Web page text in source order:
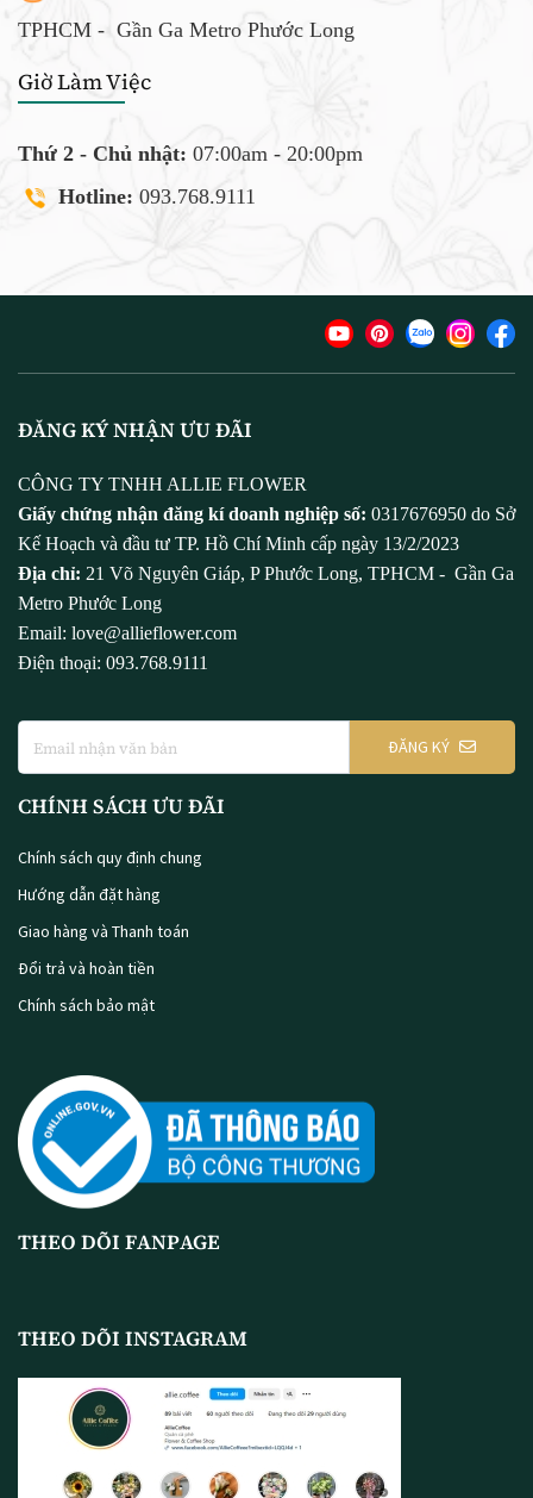
TPHCM - Gần Ga Metro Phước Long
Giờ Làm Việc
Thứ 2 - Chủ nhật: 07:00am - 20:00pm
Hotline: 093.768.9111
ĐĂNG KÝ NHẬN ƯU ĐÃI
CÔNG TY TNHH ALLIE FLOWER
Giấy chứng nhận đăng kí doanh nghiệp số: 0317676950 do Sở
Kế Hoạch và đầu tư TP. Hồ Chí Minh cấp ngày 13/2/2023
Địa chỉ: 21 Võ Nguyên Giáp, P Phước Long, TPHCM - Gần Ga
Metro Phước Long
Email: love@allieflower.com
Điện thoại: 093.768.9111
ĐĂNG KÝ
CHÍNH SÁCH ƯU ĐÃI
Chính sách quy định chung
Hướng dẫn đặt hàng
Giao hàng và Thanh toán
Đổi trả và hoàn tiền
Chính sách bảo mật
THEO DÕI FANPAGE
THEO DÕI INSTAGRAM